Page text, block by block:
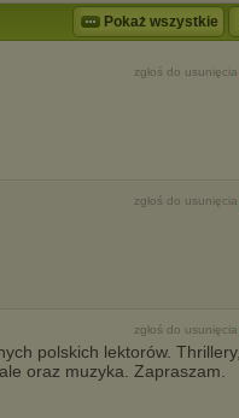
Pokaż wszystkie
zgłoś do usunięcia
zgłoś do usunięcia
zgłoś do usunięcia
polskich lektorów. Thrillery,
oraz muzyka. Zapraszam.